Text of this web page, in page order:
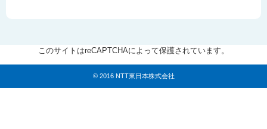
このサイトはreCAPTCHAによって保護されています。
© 2016 NTT東日本株式会社